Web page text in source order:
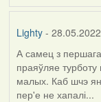
Lighty-
А самец з
праяўляе
малых. Каб шчэ
пер'е не хапалі...